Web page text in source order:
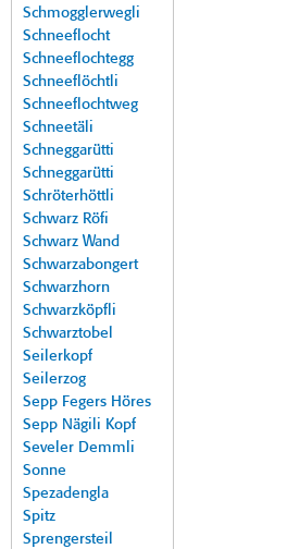
Schmogglerwegli
Schneeflocht
Schneeflochtegg
Schneeflöchtli
Schneeflochtweg
Schneetäli
Schneggarütti
Schneggarütti
Schröterhöttli
Schwarz Röfi
Schwarz Wand
Schwarzabongert
Schwarzhorn
Schwarzköpfli
Schwarztobel
Seilerkopf
Seilerzog
Sepp Fegers Höres
Sepp Nägili Kopf
Seveler Demmli
Sonne
Spezadengla
Spitz
Sprengersteil